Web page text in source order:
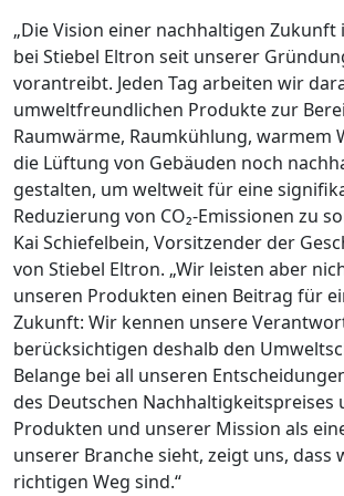
„Die Vision einer nachhaltigen Zukunft
bei Stiebel Eltron seit unserer
vorantreibt. Jeden Tag arbeiten wir
umweltfreundlichen Produkte zur
Raumwärme, Raumkühlung, warmem
die Lüftung von Gebäuden noch
gestalten, um weltweit für eine
Reduzierung von CO₂-Emissionen zu
Kai Schiefelbein, Vorsitzender der
von Stiebel Eltron. „Wir leisten aber
unseren Produkten einen Beitrag für
Zukunft: Wir kennen unsere
berücksichtigen deshalb den
Belange bei all unseren
des Deutschen Nachhaltigkeitspreises
Produkten und unserer Mission als
unserer Branche sieht, zeigt uns, dass
richtigen Weg sind.“